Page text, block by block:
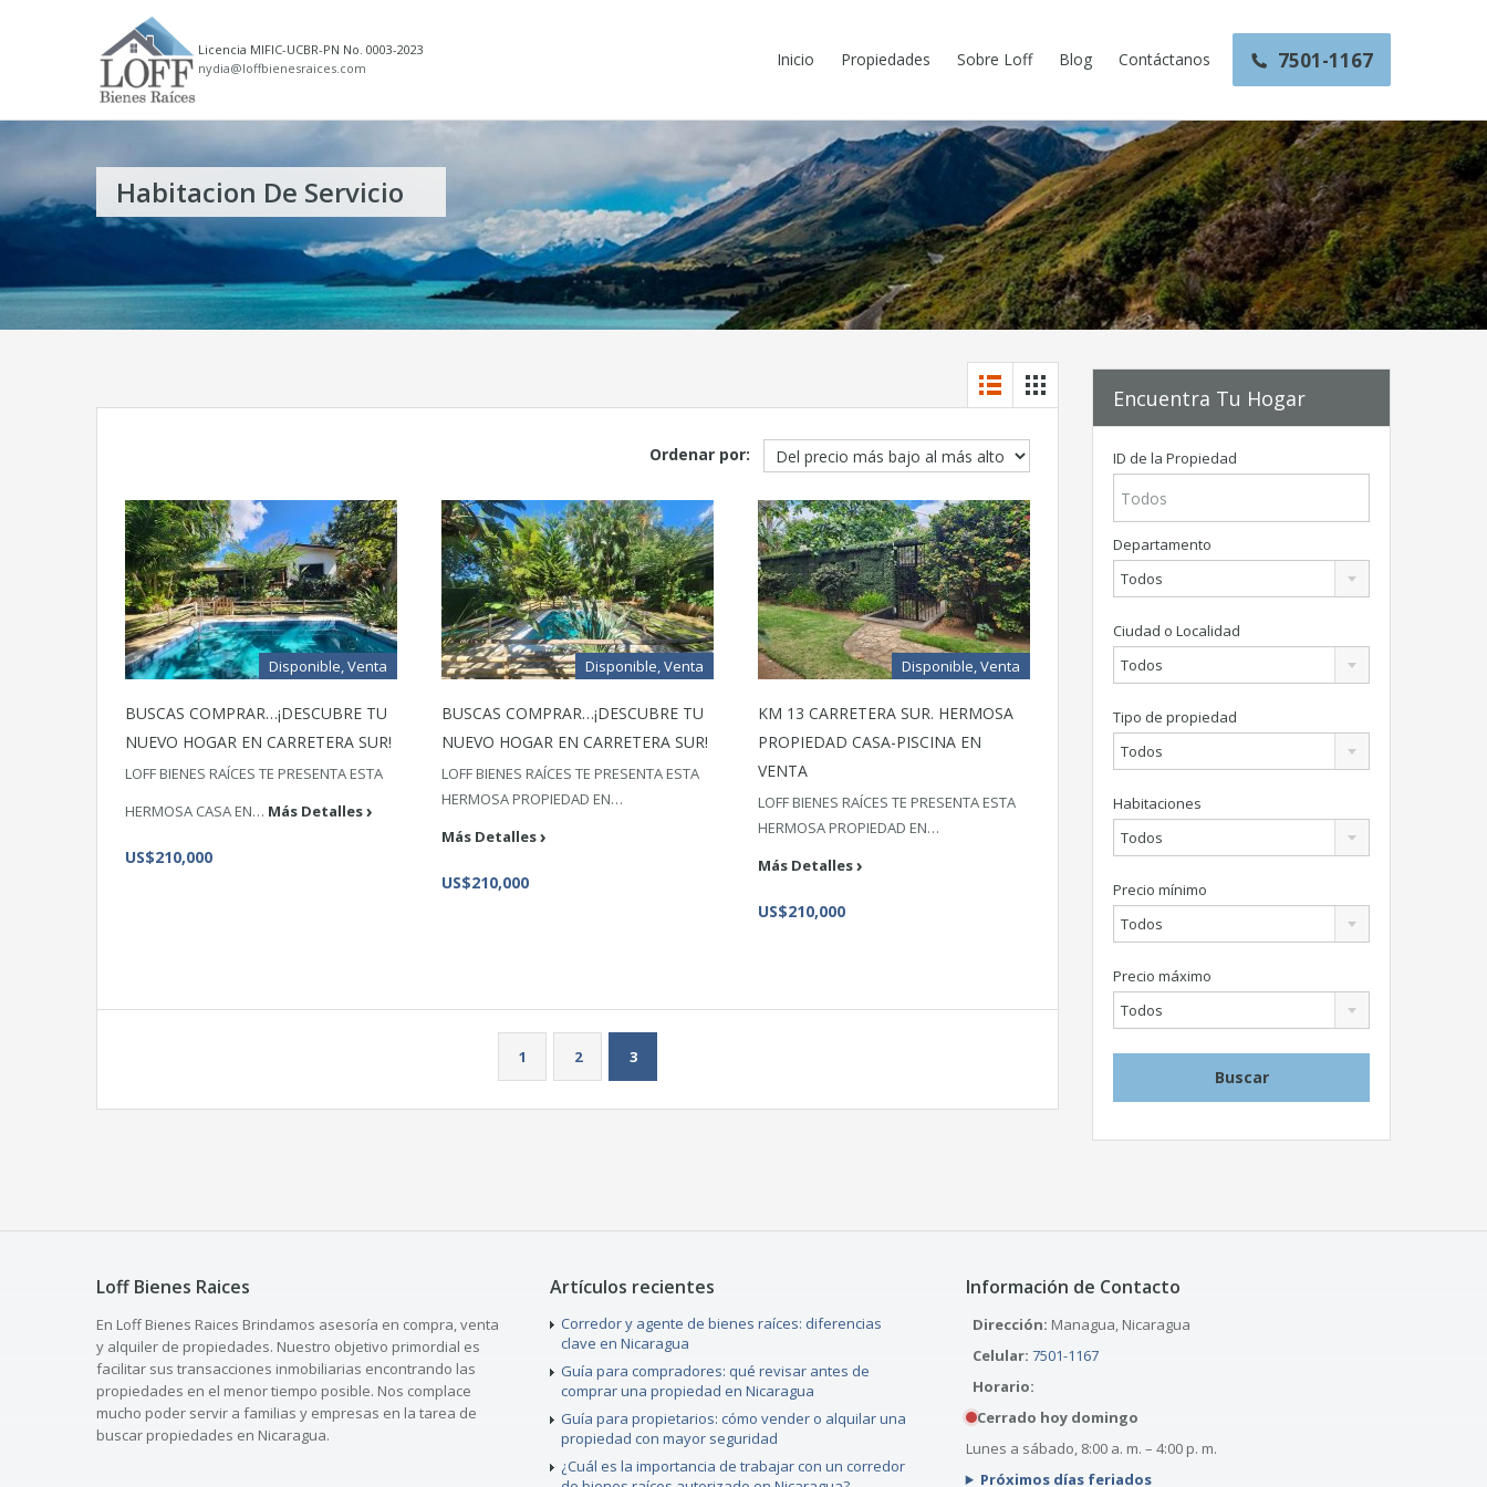
Licencia MIFIC-UCBR-PN No. 0003-2023
nydia@loffbienesraices.com
Inicio Propiedades Sobre Loff Blog Contáctanos 7501-1167
Habitacion De Servicio
Ordenar por:
Disponible, Venta
BUSCAS COMPRAR…¡DESCUBRE TU
NUEVO HOGAR EN CARRETERA SUR!
LOFF BIENES RAÍCES TE PRESENTA ESTA
HERMOSA CASA EN… Más Detalles
US$210,000
Disponible, Venta
BUSCAS COMPRAR…¡DESCUBRE TU
NUEVO HOGAR EN CARRETERA SUR!
LOFF BIENES RAÍCES TE PRESENTA ESTA
HERMOSA PROPIEDAD EN…
Más Detalles
US$210,000
Disponible, Venta
KM 13 CARRETERA SUR. HERMOSA
PROPIEDAD CASA-PISCINA EN
VENTA
LOFF BIENES RAÍCES TE PRESENTA ESTA
HERMOSA PROPIEDAD EN…
Más Detalles
US$210,000
1 2 3
Encuentra Tu Hogar
ID de la Propiedad
Departamento
Todos
Ciudad o Localidad
Todos
Tipo de propiedad
Todos
Habitaciones
Todos
Precio mínimo
Todos
Precio máximo
Todos
Loff Bienes Raices
En Loff Bienes Raices Brindamos asesoría en compra, venta
y alquiler de propiedades. Nuestro objetivo primordial es
facilitar sus transacciones inmobiliarias encontrando las
propiedades en el menor tiempo posible. Nos complace
mucho poder servir a familias y empresas en la tarea de
buscar propiedades en Nicaragua.
Artículos recientes
Corredor y agente de bienes raíces: diferencias
clave en Nicaragua
Guía para compradores: qué revisar antes de
comprar una propiedad en Nicaragua
Guía para propietarios: cómo vender o alquilar una
propiedad con mayor seguridad
¿Cuál es la importancia de trabajar con un corredor
Información de Contacto
Dirección: Managua, Nicaragua
Celular: 7501-1167
Horario:
Cerrado hoy domingo
Lunes a sábado, 8:00 a. m. – 4:00 p. m.
Próximos días feriados